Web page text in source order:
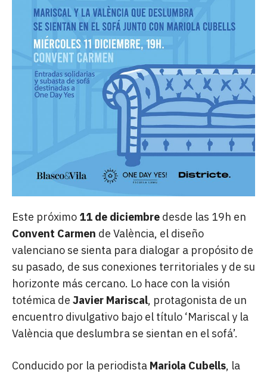
Este próximo 11 de diciembre desde las 19h en
Convent Carmen de València, el diseño
valenciano se sienta para dialogar a propósito de
su pasado, de sus conexiones territoriales y de su
horizonte más cercano. Lo hace con la visión
totémica de Javier Mariscal, protagonista de un
encuentro divulgativo bajo el título ‘Mariscal y la
València que deslumbra se sientan en el sofá’.
Conducido por la periodista Mariola Cubells, la